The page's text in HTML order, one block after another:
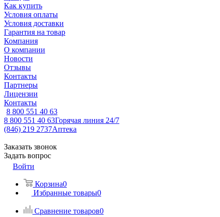
Как купить
Условия оплаты
Условия доставки
Гарантия на товар
Компания
О компании
Новости
Отзывы
Контакты
Партнеры
Лицензии
Контакты
8 800 551 40 63
8 800 551 40 63Горячая линия 24/7
(846) 219 2737Аптека
Заказать звонок
Задать вопрос
Войти
Корзина0
Избранные товары0
Сравнение товаров0